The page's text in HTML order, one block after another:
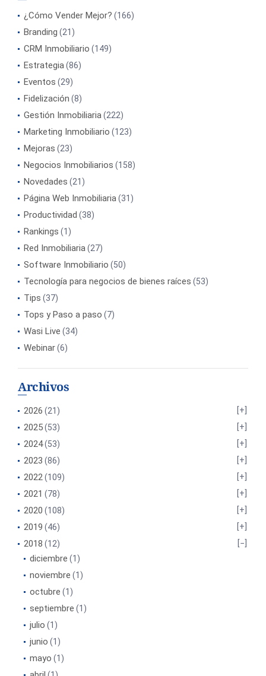
¿Cómo Vender Mejor? (166)
Branding (21)
CRM Inmobiliario (149)
Estrategia(86)
Eventos (29)
Fidelización (8)
Gestión Inmobiliaria(222)
Marketing Inmobiliario (123)
Mejoras (23)
Negocios Inmobiliarios (158)
Novedades (21)
Página Web Inmobiliaria(31)
Productividad (38)
Rankings (1)
Red Inmobiliaria(27)
Software Inmobiliario (50)
Tecnología para negocios de bienes raíces (53)
Tips (37)
Tops y Paso a paso (7)
Wasi Live (34)
Webinar(6)
Archivos
2026 (21)
2025(53)
2024(53)
2023 (86)
2022(109)
2021 (78)
2020 (108)
2019 (46)
2018 (12)
diciembre (1)
noviembre (1)
octubre (1)
septiembre (1)
julio (1)
junio (1)
mayo (1)